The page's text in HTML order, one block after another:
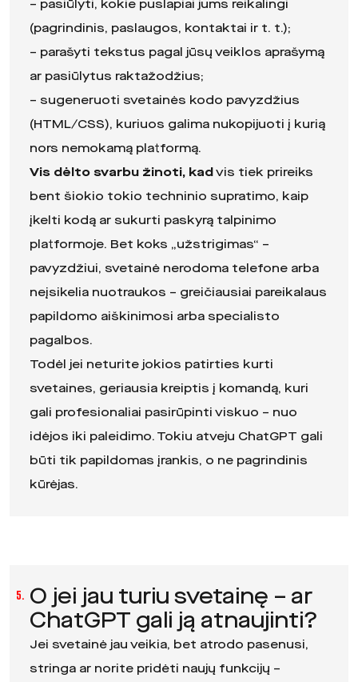
– pasiūlyti, kokie puslapiai jums reikalingi
(pagrindinis, paslaugos, kontaktai ir t. t.);
– parašyti tekstus pagal jūsų veiklos aprašymą
ar pasiūlytus raktažodžius;
– sugeneruoti svetainės kodo pavyzdžius
(HTML/CSS), kuriuos galima nukopijuoti į kurią
nors nemokamą platformą.
Vis dėlto svarbu žinoti, kadvis tiek prireiks
bent šiokio tokio techninio supratimo, kaip
įkelti kodą ar sukurti paskyrą talpinimo
platformoje. Bet koks „užstrigimas“ –
pavyzdžiui, svetainė nerodoma telefone arba
neįsikelia nuotraukos – greičiausiai pareikalaus
papildomo aiškinimosi arba specialisto
pagalbos.
Todėl jei neturite jokios patirties kurti
svetaines, geriausia kreiptis į komandą, kuri
gali profesionaliai pasirūpinti viskuo – nuo
idėjos iki paleidimo. Tokiu atveju ChatGPT gali
būti tik papildomas įrankis, o ne pagrindinis
kūrėjas.
5. O jei jau turiu svetainę – ar
ChatGPT gali ją atnaujinti?
Jei svetainė jau veikia, bet atrodo pasenusi,
stringa ar norite pridėti naujų funkcijų –